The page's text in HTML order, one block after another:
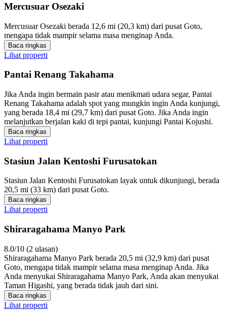
Mercusuar Osezaki
Mercusuar Osezaki berada 12,6 mi (20,3 km) dari pusat Goto,
mengapa tidak mampir selama masa menginap Anda.
Baca ringkas
Lihat properti
Pantai Renang Takahama
Jika Anda ingin bermain pasir atau menikmati udara segar, Pantai
Renang Takahama adalah spot yang mungkin ingin Anda kunjungi,
yang berada 18,4 mi (29,7 km) dari pusat Goto. Jika Anda ingin
melanjutkan berjalan kaki di tepi pantai, kunjungi Pantai Kojushi.
Baca ringkas
Lihat properti
Stasiun Jalan Kentoshi Furusatokan
Stasiun Jalan Kentoshi Furusatokan layak untuk dikunjungi, berada
20,5 mi (33 km) dari pusat Goto.
Baca ringkas
Lihat properti
Shiraragahama Manyo Park
8.0/10 (2 ulasan)
Shiraragahama Manyo Park berada 20,5 mi (32,9 km) dari pusat
Goto, mengapa tidak mampir selama masa menginap Anda. Jika
Anda menyukai Shiraragahama Manyo Park, Anda akan menyukai
Taman Higashi, yang berada tidak jauh dari sini.
Baca ringkas
Lihat properti